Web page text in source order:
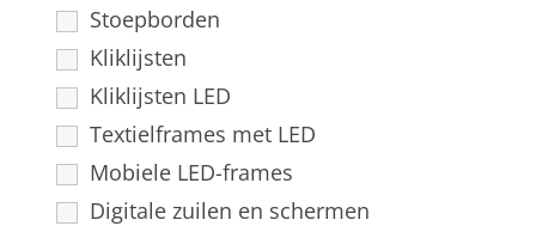
Stoepborden
Kliklijsten
Kliklijsten LED
Textielframes met LED
Mobiele LED-frames
Digitale zuilen en schermen